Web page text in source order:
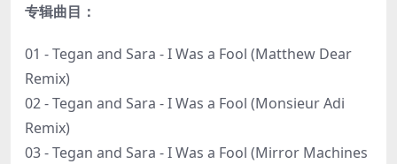
专辑曲目：
01 - Tegan and Sara - I Was a Fool (Matthew Dear
Remix)
02 - Tegan and Sara - I Was a Fool (Monsieur Adi
Remix)
03 - Tegan and Sara - I Was a Fool (Mirror Machines